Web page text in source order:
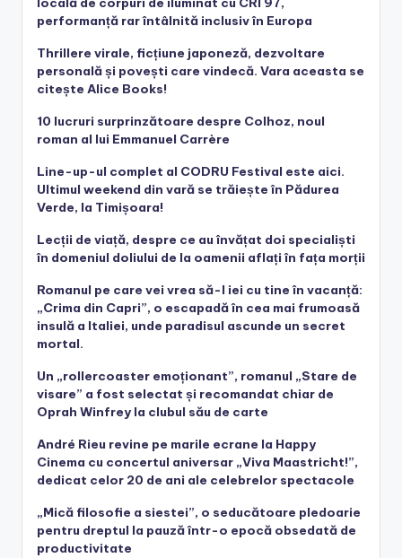
performanță rar întâlnită inclusiv în Europa
Thrillere virale, ficțiune japoneză, dezvoltare
personală și povești care vindecă. Vara aceasta se
citește Alice Books!
10 lucruri surprinzătoare despre Colhoz, noul
roman al lui Emmanuel Carrère
Line-up-ul complet al CODRU Festival este aici.
Ultimul weekend din vară se trăiește în Pădurea
Verde, la Timișoara!
Lecții de viață, despre ce au învățat doi specialiști
în domeniul doliului de la oamenii aflați în fața morții
Romanul pe care vei vrea să-l iei cu tine în vacanță:
„Crima din Capri”, o escapadă în cea mai frumoasă
insulă a Italiei, unde paradisul ascunde un secret
mortal.
Un „rollercoaster emoționant”, romanul „Stare de
visare” a fost selectat și recomandat chiar de
Oprah Winfrey la clubul său de carte
André Rieu revine pe marile ecrane la Happy
Cinema cu concertul aniversar „Viva Maastricht!”,
dedicat celor 20 de ani ale celebrelor spectacole
„Mică filosofie a siestei”, o seducătoare pledoarie
pentru dreptul la pauză într-o epocă obsedată de
productivitate